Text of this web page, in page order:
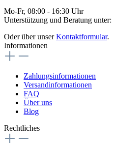
Mo-Fr, 08:00 - 16:30 Uhr
Unterstützung und Beratung unter:
Oder über unserKontaktformular.
Informationen
Zahlungsinformationen
Versandinformationen
FAQ
Über uns
Blog
Rechtliches